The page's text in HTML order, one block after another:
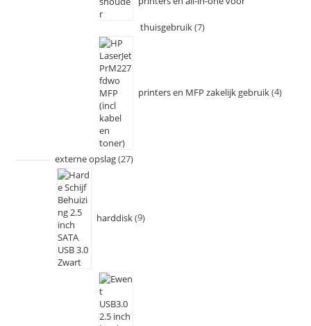
thuisgebruik 7
printers en MFP zakelijk gebruik 4
externe opslag 27
harddisk 9